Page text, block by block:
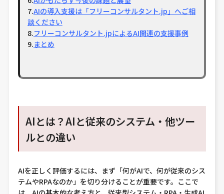
AIの導入支援は「フリーコンサルタント.jp」へご相
談ください
フリーコンサルタント.jpによるAI関連の支援事例
まとめ
AIとは？AIと従来のシステム・他ツー
ルとの違い
AIを正しく評価するには、まず「何がAIで、何が従来のシス
テムやRPAなのか」を切り分けることが重要です。ここで